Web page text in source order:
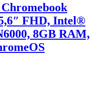
FHD, Intel®
8GB RAM,